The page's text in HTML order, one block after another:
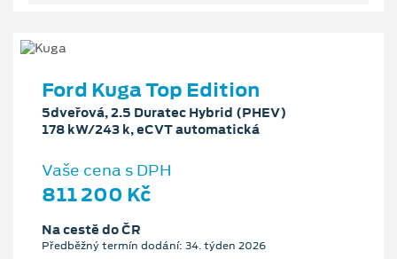
Ford Kuga Top Edition
5dveřová, 2.5 Duratec Hybrid (PHEV)
178 kW/243 k, eCVT automatická
Vaše cena s DPH
811 200 Kč
Na cestě do ČR
Předběžný termín dodání: 34. týden 2026